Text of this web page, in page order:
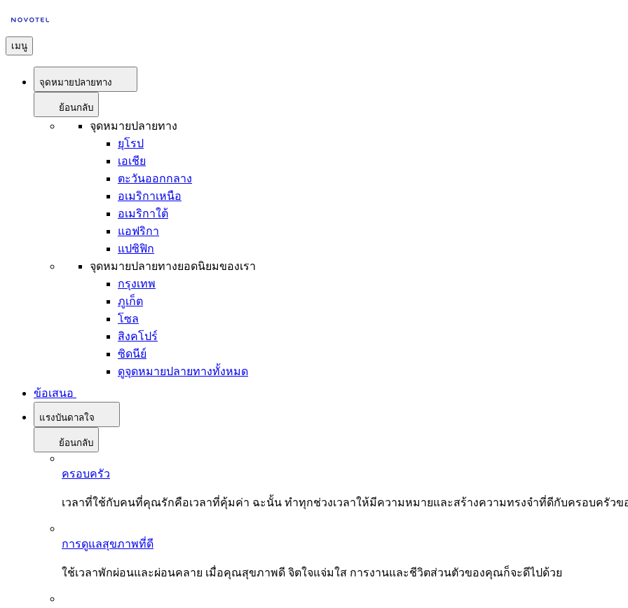
เมนู
จุดหมายปลายทาง
ย้อนกลับ
จุดหมายปลายทาง
ยุโรป
เอเชีย
ตะวันออกกลาง
อเมริกาเหนือ
อเมริกาใต้
แอฟริกา
แปซิฟิก
จุดหมายปลายทางยอดนิยมของเรา
กรุงเทพ
ภูเก็ต
โซล
สิงคโปร์
ซิดนีย์
ดูจุดหมายปลายทางทั้งหมด
ข้อเสนอ
แรงบันดาลใจ
ย้อนกลับ
ครอบครัว
เวลาที่ใช้กับคนที่คุณรักคือเวลาที่คุ้มค่า ฉะนั้น ทำทุกช่วงเวลาให้มีความหมายและสร้างความทรงจำที่ดีกับครอบครัว
การดูแลสุขภาพที่ดี
ใช้เวลาพักผ่อนและผ่อนคลาย เมื่อคุณสุขภาพดี จิตใจแจ่มใส การงานและชีวิตส่วนตัวของคุณก็จะดีไปด้วย